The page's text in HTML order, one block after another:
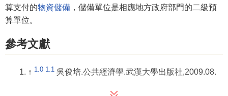
算支付的物資儲備 ，儲備單位是相應地方政府部門的二級預
算單位。
參考文獻
↑ 1.0 1.1 吳俊培.公共經濟學.武漢大學出版社,2009.08.